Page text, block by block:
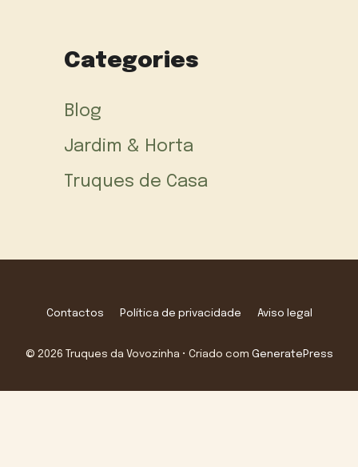
Categories
Blog
Jardim & Horta
Truques de Casa
Contactos Política de privacidade Aviso legal
© 2026 Truques da Vovozinha • Criado com GeneratePress